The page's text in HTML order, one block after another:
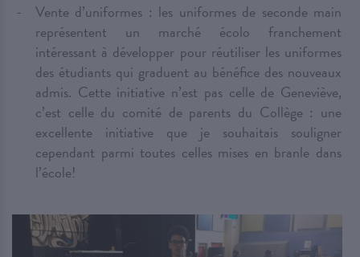
Vente d’uniformes : les uniformes de seconde main
représentent un marché écolo franchement
intéressant à développer pour réutiliser les uniformes
des étudiants qui graduent au bénéfice des nouveaux
admis. Cette initiative n’est pas celle de Geneviève,
c’est celle du comité de parents du Collège : une
excellente initiative que je souhaitais souligner
cependant parmi toutes celles mises en branle dans
l’école!